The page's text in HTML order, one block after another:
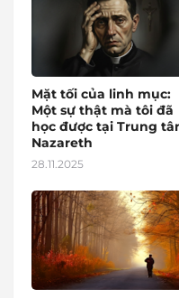
Mặt tối của linh mục:
Một sự thật mà tôi đã
học được tại Trung
Nazareth
28.11.2025